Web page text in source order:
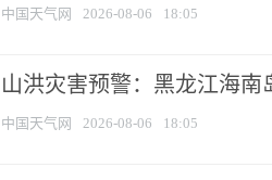
中国天气网 2026-08-06 18:05
山洪灾害预警：黑龙江海
中国天气网 2026-08-06 18:05